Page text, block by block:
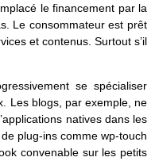
le financement par la
Le consommateur est prêt
et contenus. Surtout s’il
se spécialiser
Les blogs, par exemple, ne
natives dans les
plug-ins comme wp-touch
convenable sur les petits